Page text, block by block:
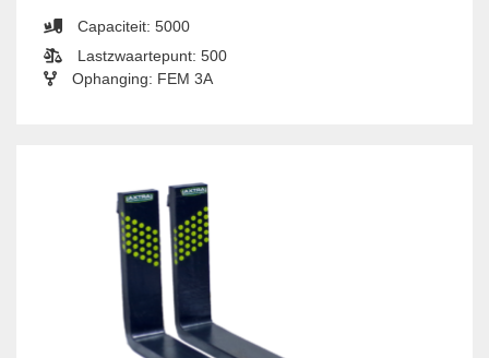
Capaciteit: 5000
Lastzwaartepunt: 500
Ophanging: FEM 3A